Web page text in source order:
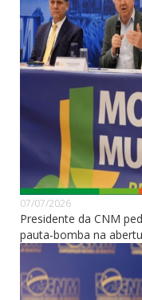
07/07/2026
Presidente da CNM
pauta-bomba na